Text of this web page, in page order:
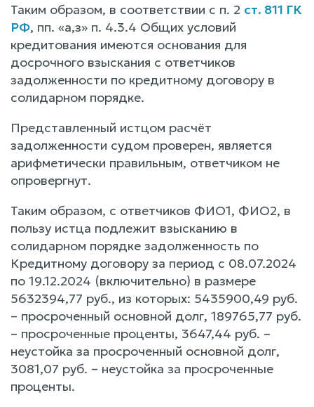
Таким образом, в соответствии с п. 2 ст. 811 ГК
РФ, пп. «а,з» п. 4.3.4 Общих условий
кредитования имеются основания для
досрочного взыскания с ответчиков
задолженности по кредитному договору в
солидарном порядке.
Представленный истцом расчёт
задолженности судом проверен, является
арифметически правильным, ответчиком не
опровергнут.
Таким образом, с ответчиков ФИО1, ФИО2, в
пользу истца подлежит взысканию в
солидарном порядке задолженность по
Кредитному договору за период с 08.07.2024
по 19.12.2024 (включительно) в размере
5632394,77 руб., из которых: 5435900,49 руб.
– просроченный основной долг, 189765,77 руб.
– просроченные проценты, 3647,44 руб. –
неустойка за просроченный основной долг,
3081,07 руб. – неустойка за просроченные
проценты.